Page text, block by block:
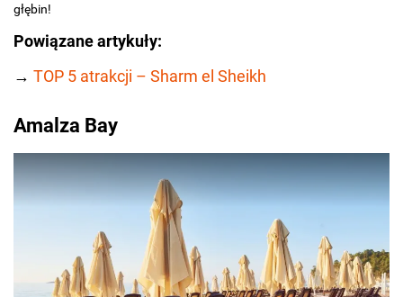
głębin!
Powiązane artykuły:
→ TOP 5 atrakcji – Sharm el Sheikh
Amalza Bay